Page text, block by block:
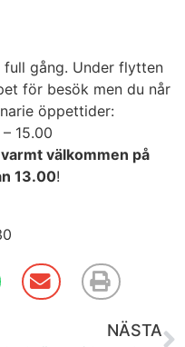
gång. Under flytten
för besök men du når
öppettider:
15.00
välkommen på
13.00!
NÄSTA